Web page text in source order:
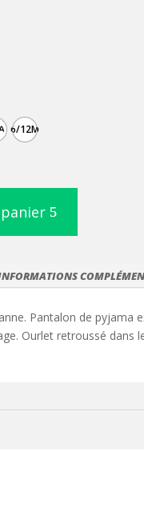
6/12M
Pantalon de pyjama
Ourlet retroussé dans